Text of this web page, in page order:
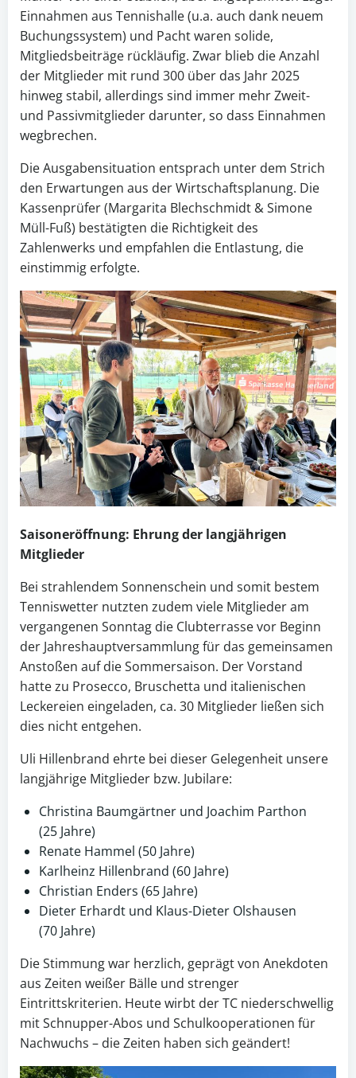
Einnahmen aus Tennishalle (u.a. auch dank neuem
Buchungssystem) und Pacht waren solide,
Mitgliedsbeiträge rückläufig. Zwar blieb die Anzahl
der Mitglieder mit rund 300 über das Jahr 2025
hinweg stabil, allerdings sind immer mehr Zweit-
und Passivmitglieder darunter, so dass Einnahmen
wegbrechen.
Die Ausgabensituation entsprach unter dem Strich
den Erwartungen aus der Wirtschaftsplanung. Die
Kassenprüfer (Margarita Blechschmidt & Simone
Müll-Fuß) bestätigten die Richtigkeit des
Zahlenwerks und empfahlen die Entlastung, die
einstimmig erfolgte.
Saisoneröffnung: Ehrung der langjährigen
Mitglieder
Bei strahlendem Sonnenschein und somit bestem
Tenniswetter nutzten zudem viele Mitglieder am
vergangenen Sonntag die Clubterrasse vor Beginn
der Jahreshauptversammlung für das gemeinsamen
Anstoßen auf die Sommersaison. Der Vorstand
hatte zu Prosecco, Bruschetta und italienischen
Leckereien eingeladen, ca. 30 Mitglieder ließen sich
dies nicht entgehen.
Uli Hillenbrand ehrte bei dieser Gelegenheit unsere
langjährige Mitglieder bzw. Jubilare:
Christina Baumgärtner und Joachim Parthon
(25 Jahre)
Renate Hammel (50 Jahre)
Karlheinz Hillenbrand (60 Jahre)
Christian Enders (65 Jahre)
Dieter Erhardt und Klaus-Dieter Olshausen
(70 Jahre)
Die Stimmung war herzlich, geprägt von Anekdoten
aus Zeiten weißer Bälle und strenger
Eintrittskriterien. Heute wirbt der TC niederschwellig
mit Schnupper-Abos und Schulkooperationen für
Nachwuchs – die Zeiten haben sich geändert!